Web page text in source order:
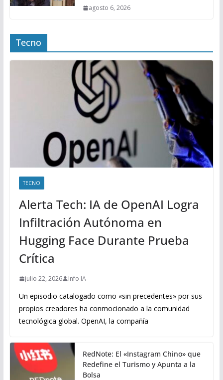
agosto 6, 2026
Tecno
TECNO
Alerta Tech: IA de OpenAI Logra
Infiltración Autónoma en
Hugging Face Durante Prueba
Crítica
julio 22, 2026 Info IA
Un episodio catalogado como «sin precedentes» por sus
propios creadores ha conmocionado a la comunidad
tecnológica global. OpenAI, la compañía
RedNote: El «Instagram Chino» que
Redefine el Turismo y Apunta a la
Bolsa